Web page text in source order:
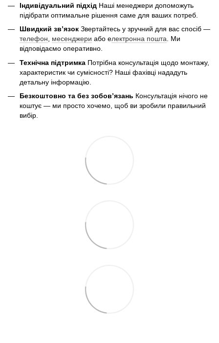
Індивідуальний підхід Наші менеджери допоможуть
підібрати оптимальне рішення саме для ваших потреб.
Швидкий зв’язок Звертайтесь у зручний для вас спосіб —
телефон, месенджери або електронна пошта. Ми
відповідаємо оперативно.
Технічна підтримка Потрібна консультація щодо монтажу,
характеристик чи сумісності? Наші фахівці нададуть
детальну інформацію.
Безкоштовно та без зобов’язань Консультація нічого не
коштує — ми просто хочемо, щоб ви зробили правильний
вибір.